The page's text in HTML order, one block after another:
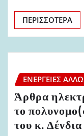
ΠΕΡΙΣΣΌΤΕΡΑ
ΕΝΈΡΓΕΙΕΣ
Άρθρα
το
του κ. Δένδια